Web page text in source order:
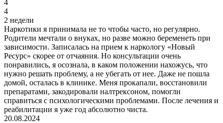
4
4
2 недели
Наркотики я принимала не то чтобы часто, но регулярно.
Родители мечтали о внуках, но разве можно беременеть при
зависимости. Записалась на прием к наркологу «Новый
Ресурс» скорее от отчаяния. Но консультации очень
понравились, я осознала, в каком положении нахожусь, что
нужно решать проблему, а не убегать от нее. Даже не пошла
домой, осталась в клинике. Меня прокапали, восстановили
препаратами, закодировали налтрексоном, помогли
справиться с психологическими проблемами. После лечения и
реабилитации я уже год абсолютно чиста.
20.08.2024